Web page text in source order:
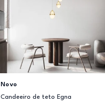
Novo
Candeeiro de teto Egna